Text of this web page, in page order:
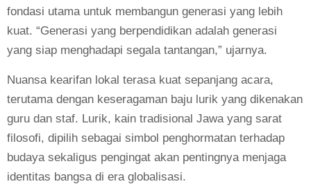
fondasi utama untuk membangun generasi yang lebih
kuat. “Generasi yang berpendidikan adalah generasi
yang siap menghadapi segala tantangan,” ujarnya.
Nuansa kearifan lokal terasa kuat sepanjang acara,
terutama dengan keseragaman baju lurik yang dikenakan
guru dan staf. Lurik, kain tradisional Jawa yang sarat
filosofi, dipilih sebagai simbol penghormatan terhadap
budaya sekaligus pengingat akan pentingnya menjaga
identitas bangsa di era globalisasi.